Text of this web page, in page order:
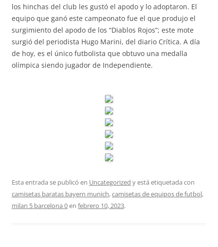
los hinchas del club les gustó el apodo y lo adoptaron. El
equipo que ganó este campeonato fue el que produjo el
surgimiento del apodo de los “Diablos Rojos”; este mote
surgió del periodista Hugo Marini, del diario Crítica. A día
de hoy, es el único futbolista que obtuvo una medalla
olímpica siendo jugador de Independiente.
Esta entrada se publicó en Uncategorized y está etiquetada con
camisetas baratas bayern munich,camisetas de equipos de futbol,
milan 5 barcelona 0en febrero 10, 2023.